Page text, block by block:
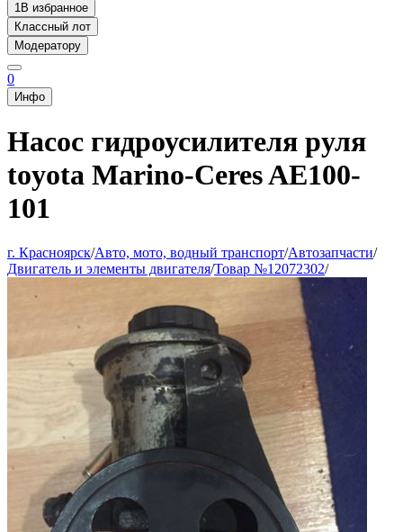
1В избранное
Классный лот
Модератору
0
Инфо
Насос гидроусилителя руля
toyota Marino-Ceres AE100-
101
г. Красноярск/Авто, мото, водный транспорт/Автозапчасти/
Двигатель и элементы двигателя/Товар №12072302/